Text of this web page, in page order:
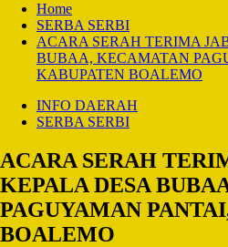
Home
SERBA SERBI
ACARA SERAH TERIMA
BUBAA, KECAMATAN
KABUPATEN BOALEMO
INFO DAERAH
SERBA SERBI
ACARA SERAH
KEPALA DESA
PAGUYAMAN
BOALEMO